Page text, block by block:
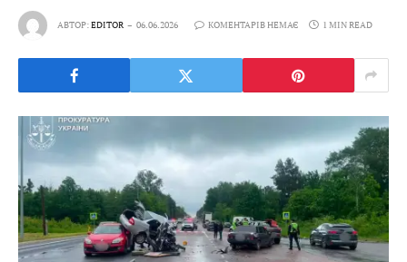
АВТОР:EDITOR 06.06.2026 КОМЕНТАРІВ НЕМАЄ 1 MIN READ